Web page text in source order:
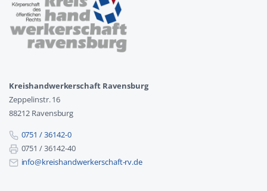
Kreishandwerkerschaft Ravensburg
Zeppelinstr. 16
88212 Ravensburg
0751 / 36142-0
0751 / 36142-40
info@kreishandwerkerschaft-rv.de